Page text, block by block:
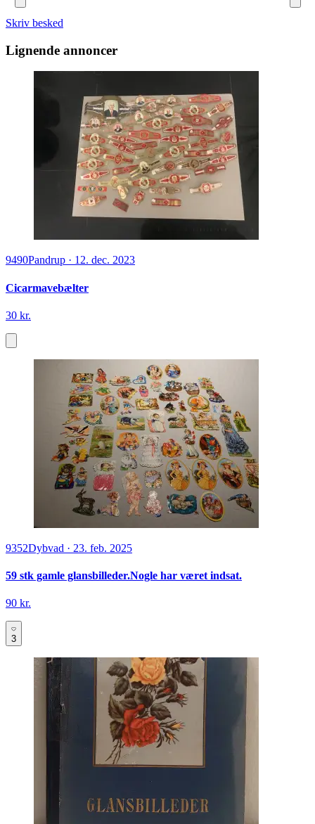
Skriv besked
Lignende annoncer
9490Pandrup · 12. dec. 2023
Cicarmavebælter
30 kr.
9352Dybvad · 23. feb. 2025
59 stk gamle glansbilleder.Nogle har været indsat.
90 kr.
3